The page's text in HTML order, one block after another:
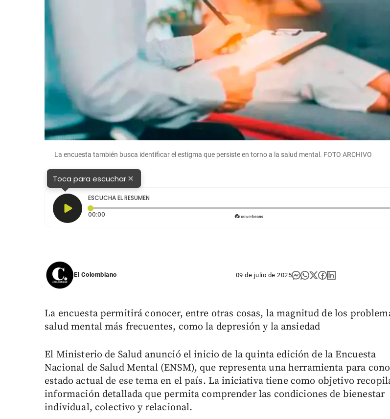
La encuesta también busca identificar el estigma que persiste en torno a la salud mental. FOTO ARCHIVO
Toca para escuchar×
ESCUCHA EL RESUMEN
00:00
El Colombiano 09 de julio de 2025
La encuesta permitirá conocer, entre otras cosas, la magnitud de los
salud mental más frecuentes, como la depresión y la ansiedad
El Ministerio de Salud anunció el inicio de la quinta edición de la Encuesta
Nacional de Salud Mental (ENSM), que representa una herramienta para
estado actual de ese tema en el país. La iniciativa tiene como objetivo
información detallada que permita comprender las condiciones de bienestar
individual, colectivo y relacional.